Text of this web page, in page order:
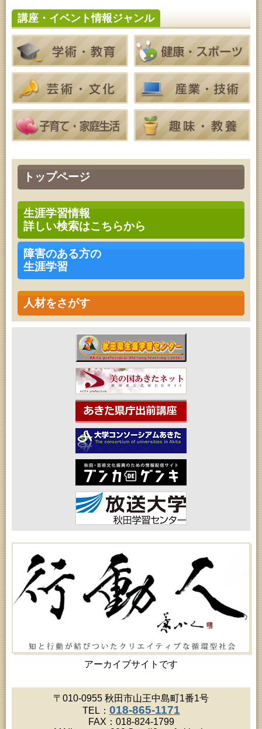
トップページ
生涯学習情報
詳しい検索はこちらから
障害のある方の
生涯学習
人材をさがす
アーカイブサイトです
特別展「超写実 ホキ美術館名品展」
2026年08月08日 ～ 2026年08月09日 (秋田市)
青少年・成人・家庭教育「夏のファミリーキャン
プ」
2026年08月09日 (秋田市)
青少年・家庭・成人教育「不思議アートのぞき箱ワ
ークショップ」
2026年08月11日 (秋田市)
令和8年度 椎名雄一郎オルガンレクチャーコンサー
ト
2026年08月14日 (秋田市)
成人教育「古文書解読講座」
2026年08月15日 (秋田市)
ティック』を作ろう！」
2026年08月15日 (秋田市)
乳幼児教育「パンダのえほん修理屋さん」
乳幼児教育・青少年教育「おはなしの会」
2026年08月17日 (秋田市)
高齢者教育「茨島七丁目地区高齢者学級」
2026年08月17日 (秋田市)
家庭教育「わくわく家族講座」
2026年08月17日 (秋田市)
女性教育「ミセスセミナー大住」
2026年08月18日 (秋田市)
乳幼児教育「ペンギン幼児学級」
2026年08月18日 (秋田市)
高齢者教育「泉地区高齢者学級」
2026年08月18日 (秋田市)
乳幼児・青少年教育「おはなしの会」
2026年08月18日 (秋田市)
女性教育「保戸野女性学級」
2026年08月18日 (秋田市)
高齢者教育「秋田おもと高齢者大学」
2026年08月19日 (秋田市)
成人教育「市民大学講座『佐竹史料館展示資料から
見る秋田藩と佐竹氏』」
2026年08月19日 (秋田市)
高齢者教育「川尻地区高齢者学級」
2026年08月19日 (秋田市)
女性教育「ひろば女性学級」
2026年08月19日 (秋田市)
高齢者教育「北部高齢者大学」
2026年08月20日 (秋田市)
女性教育「八橋ひまわり女性学級」
2026年08月20日 (秋田市)
乳幼児教育「カンガルー乳幼児学級」
2026年08月20日 (秋田市)
女性教育「あかしあ婦人学級」
2026年08月20日 (秋田市)
女性教育「女性セミナー『ゆうわ』」
2026年08月20日 (秋田市)
成人教育「夏の暑さに負けない薬膳料理教室」
2026年08月21日 (秋田市)
高齢者教育「保戸野地区高齢者学級」
2026年08月21日 (秋田市)
成人教育「市民体験活動推進事業『料理教室』」
2026年08月22日 (秋田市)
乳幼児・青少年教育「英語で楽しむおはなしの会」
2026年08月22日 (秋田市)
ンコインコンサートVol.68）
2026年08月22日 (能代市)
市民おもしろ塾2026年8月例会 第177回「菅江真澄
が見た能代山本」
らいあ」2026年7月イベントのお知らせ
2026年07月11日令和8年度 あきた芸術劇場「ミ
ルハス」2026年7月のイベントスケジュールのお知
らせ
2026年07月10日令和8年度 株式会社パソナ「キ
ャリアコンサルタント相談」のお知らせ
2026年07月10日令和8年度 株式会社パソナ「キ
ャリア形成リスキリング支援センター」紹介のお知
らせ
講座・イベント情報ジャンル
〒010-0955 秋田市山王中島町1番1号
TEL： 018-865-1171
FAX：018-824-1799